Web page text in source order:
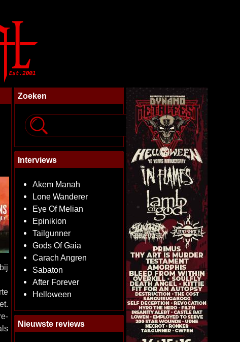
Zoeken
Interviews
Akem Manah
Lone Wanderer
Eye Of Melian
Epinikion
Tailgunner
Gods Of Gaia
Carach Angren
Sabaton
After Forever
Helloween
Nieuwste reviews